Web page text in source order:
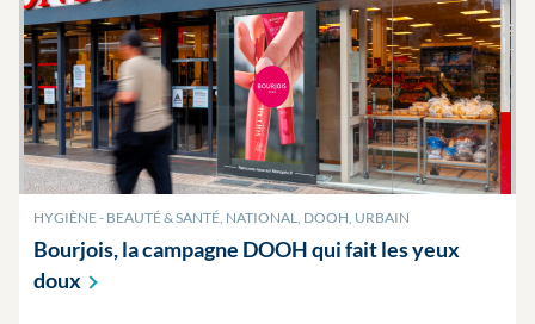
HYGIÈNE - BEAUTÉ & SANTÉ, NATIONAL, DOOH, URBAIN
Bourjois, la campagne DOOH qui fait les yeux
doux